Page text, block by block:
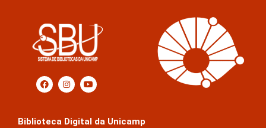
Biblioteca Digital da Unicamp